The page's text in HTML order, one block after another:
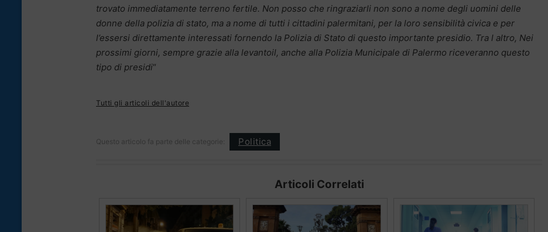
trovato immediatamente terreno fertile. Non posso che ringraziarli non sono a nome degli uomini delle
donne della polizia di stato, ma a nome di tutti i cittadini palermitani, per la loro sensibilità civica e per
l’essersi direttamente interessati fornendo la Polizia di Stato di questo importante presidio. Tra l altro, Nei
prossimi giorni, sempre grazie alla levantoil, anche alla Polizia Municipale di Palermo riceveranno questo
tipo di presidi“
Tutti gli articoli dell'autore
Questo articolo fa parte delle categorie: Politica
Articoli Correlati